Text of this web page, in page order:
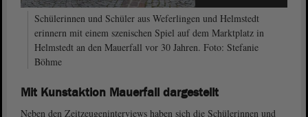
Schülerinnen und Schüler aus Weferlingen und Helmstedt
erinnern mit einem szenischen Spiel auf dem Marktplatz in
Helmstedt an den Mauerfall vor 30 Jahren. Foto: Stefanie
Böhme
Mit Kunstaktion Mauerfall dargestellt
Neben den Zeitzeugeninterviews haben sich die Schülerinnen und